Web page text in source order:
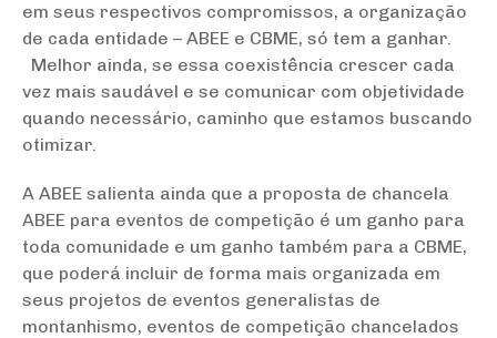
em seus respectivos compromissos, a organização
de cada entidade – ABEE e CBME, só tem a ganhar.
Melhor ainda, se essa coexistência crescer cada
vez mais saudável e se comunicar com objetividade
quando necessário, caminho que estamos buscando
otimizar.
A ABEE salienta ainda que a proposta de chancela
ABEE para eventos de competição é um ganho para
toda comunidade e um ganho também para a CBME,
que poderá incluir de forma mais organizada em
seus projetos de eventos generalistas de
montanhismo, eventos de competição chancelados